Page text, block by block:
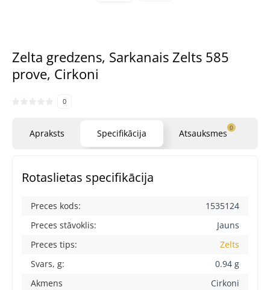
Zelta gredzens, Sarkanais Zelts 585
prove, Cirkoni
0
Apraksts Specifikācija Atsauksmes 0
Rotaslietas specifikācija
Preces kods:
1535124
Preces stāvoklis:
Jauns
Preces tips:
Zelts
Svars, g:
0.94 g
Akmens
Cirkoni